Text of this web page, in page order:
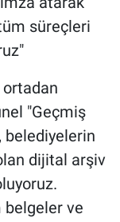
süreçleri
"Geçmiş
belediyelerin
dijital arşiv
belgeler ve